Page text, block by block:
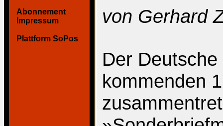
Abonnement
Impressum
Plattform SoPos
von Gerhard
Der
kommenden